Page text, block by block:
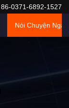
86-0371-6892-1527
Nói Chuyện Ngay.